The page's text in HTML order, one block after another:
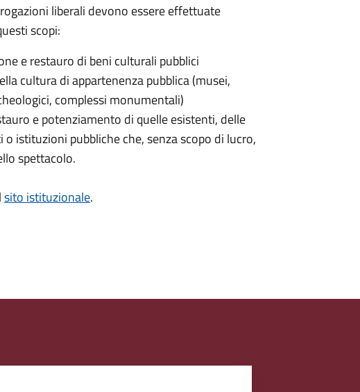
liberali devono essere effettuate
scopi:
e restauro di beni culturali pubblici
cultura di appartenenza pubblica (musei,
complessi monumentali)
e potenziamento di quelle esistenti, delle
istituzioni pubbliche che, senza scopo di lucro,
spettacolo.
sito istituzionale.